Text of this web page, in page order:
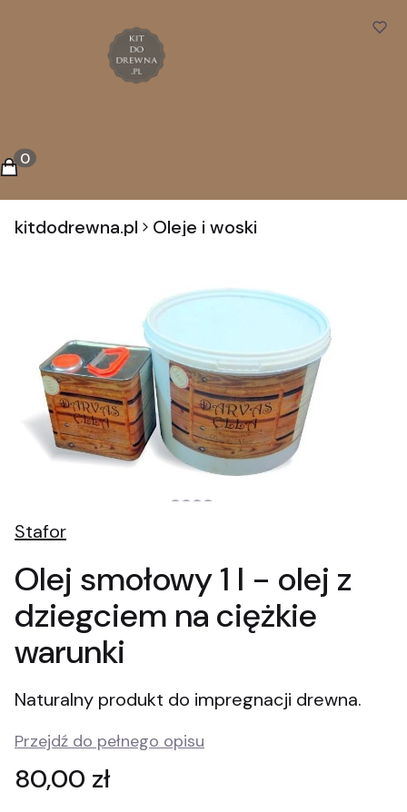
Produkty w koszyku: 0. Zobacz szczegóły
Koszyk
kitdodrewna.pl Oleje i woski
Stafor
Olej smołowy 1 l - olej z
dziegciem na ciężkie
warunki
Naturalny produkt do impregnacji drewna.
Przejdź do pełnego opisu
Cena
80,00 zł